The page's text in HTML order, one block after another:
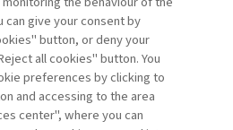
è riservata esclusivamente
Per abbonati
can give your consent by
button, or deny your
all cookies" button. You
preferences by clicking to
and accessing to the area
center", where you can